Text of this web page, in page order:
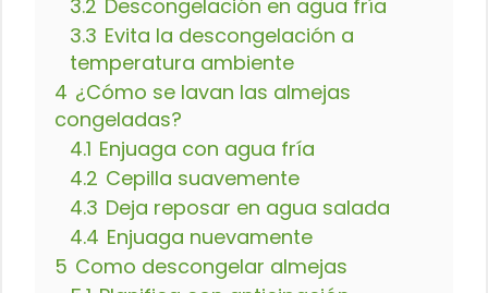
3.2 Descongelación en agua fría
3.3 Evita la descongelación a
temperatura ambiente
4 ¿Cómo se lavan las almejas
congeladas?
4.1 Enjuaga con agua fría
4.2 Cepilla suavemente
4.3 Deja reposar en agua salada
4.4 Enjuaga nuevamente
5 Como descongelar almejas